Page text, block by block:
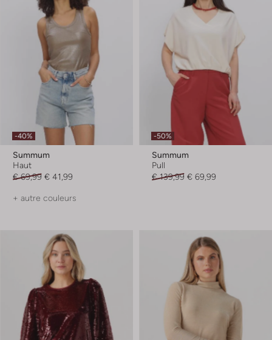
-40%
Summum
Haut
€ 69,99 € 41,99
+ autre couleurs
-50%
Summum
Pull
€ 139,99 € 69,99